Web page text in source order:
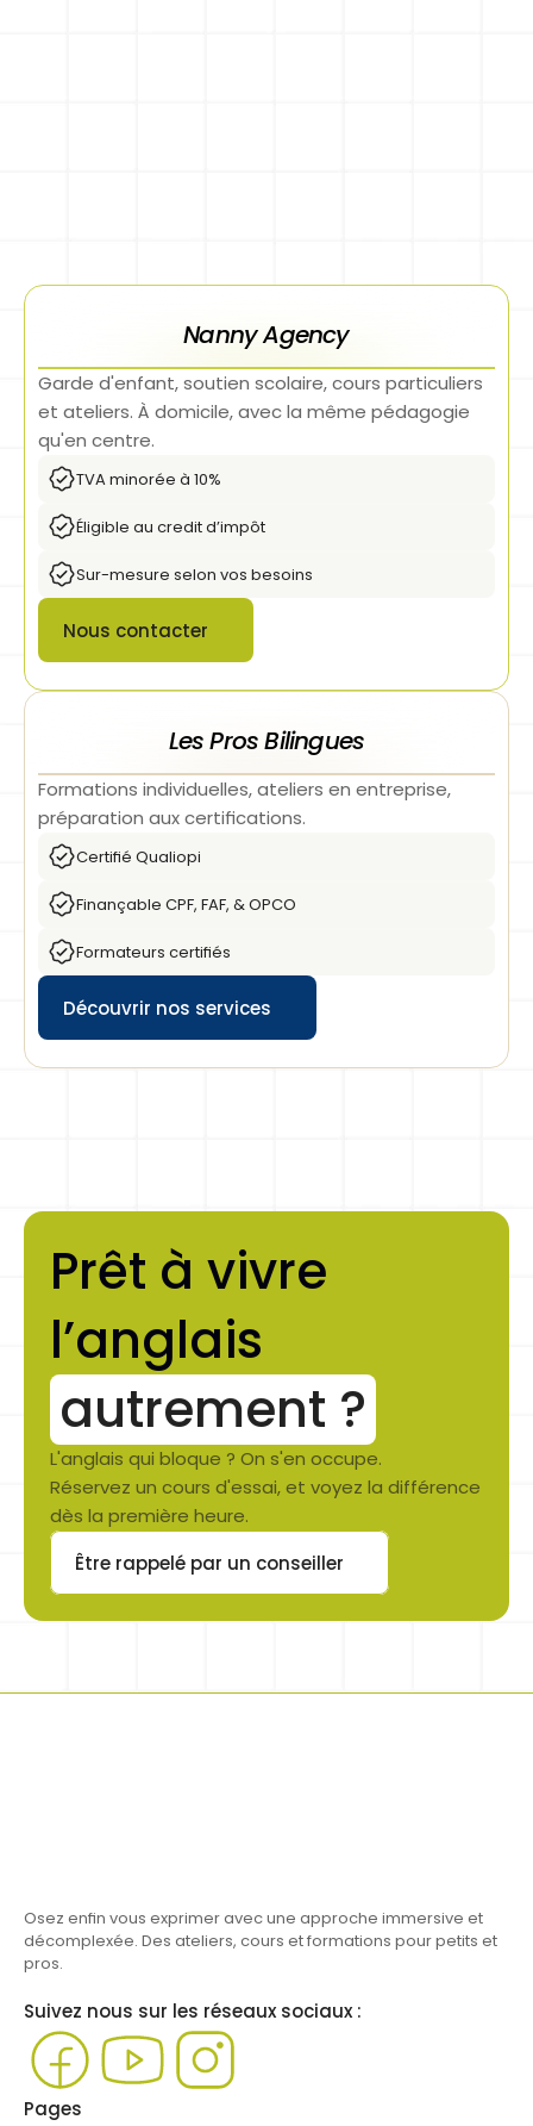
Nanny Agency
Garde d'enfant, soutien scolaire, cours particuliers
et ateliers. À domicile, avec la même pédagogie
qu'en centre.
TVA minorée à 10%
Éligible au credit d’impôt
Sur-mesure selon vos besoins
Nous contacter
Les Pros Bilingues
Formations individuelles, ateliers en entreprise,
préparation aux certifications.
Certifié Qualiopi
Finançable CPF, FAF, & OPCO
Formateurs certifiés
Découvrir nos services
Prêt à vivre
autrement ?
L'anglais qui bloque ? On s'en occupe.
Réservez un cours d'essai, et voyez la différence
dès la première heure.
Être rappelé par un conseiller
Button
Osez enfin vous exprimer avec une approche immersive et
décomplexée. Des ateliers, cours et formations pour petits et
pros.
Suivez nous sur les réseaux sociaux :
Pages